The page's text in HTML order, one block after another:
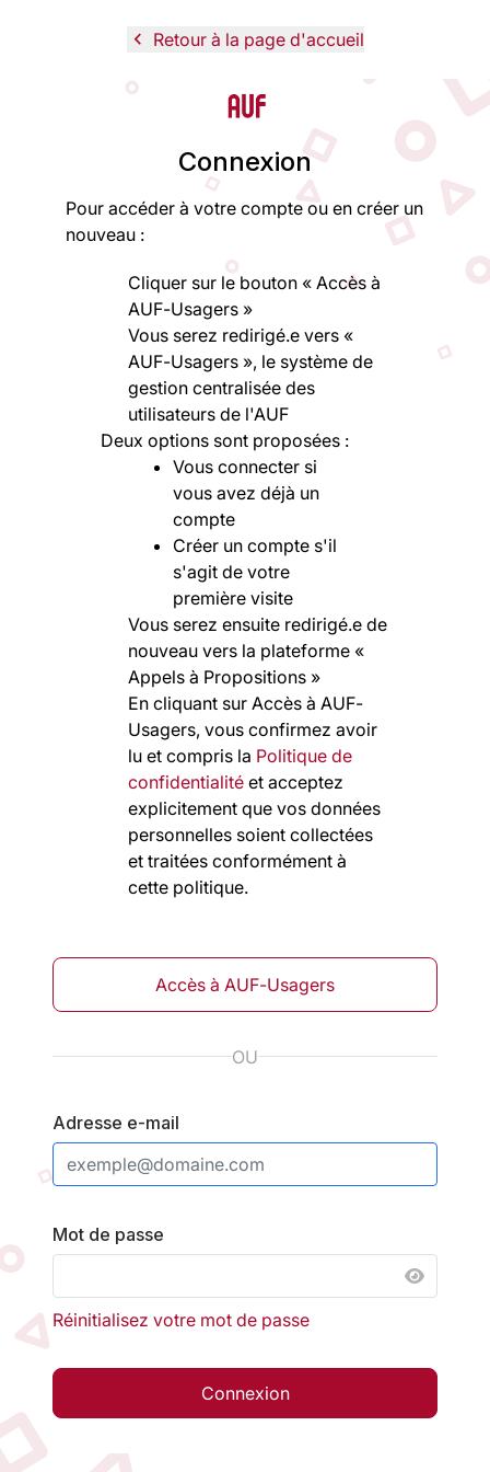
navigate_before Retour à la page d'accueil
Logo
Connexion
Pour accéder à votre compte ou en créer un
nouveau :
Cliquer sur le bouton « Accès à
AUF-Usagers »
Vous serez redirigé.e vers «
AUF-Usagers », le système de
gestion centralisée des
utilisateurs de l'AUF
Deux options sont proposées :
Vous connecter si
vous avez déjà un
compte
Créer un compte s'il
s'agit de votre
première visite
Vous serez ensuite redirigé.e de
nouveau vers la plateforme «
Appels à Propositions »
En cliquant sur Accès à AUF-
Usagers, vous confirmez avoir
lu et compris la Politique de
confidentialité et acceptez
explicitement que vos données
personnelles soient collectées
et traitées conformément à
cette politique.
Accès à AUF-Usagers
OU
Adresse e-mail
Mot de passe
Réinitialisez votre mot de passe
Connexion